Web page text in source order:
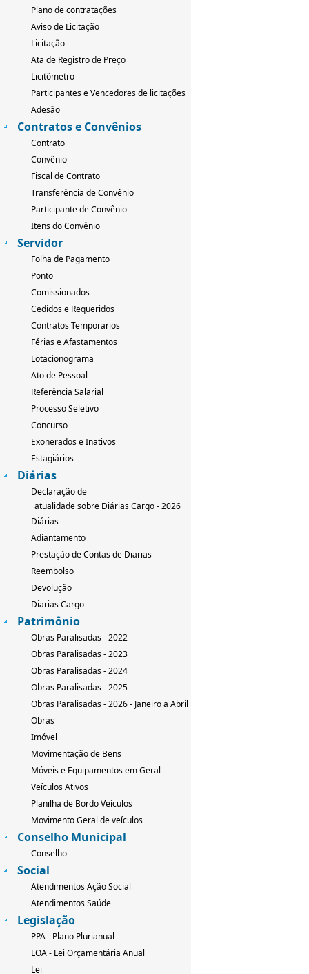
Plano de contratações
Aviso de Licitação
Licitação
Ata de Registro de Preço
Licitômetro
Participantes e Vencedores de licitações
Adesão
Contratos e Convênios
Contrato
Convênio
Fiscal de Contrato
Transferência de Convênio
Participante de Convênio
Itens do Convênio
Servidor
Folha de Pagamento
Ponto
Comissionados
Cedidos e Requeridos
Contratos Temporarios
Férias e Afastamentos
Lotacionograma
Ato de Pessoal
Referência Salarial
Processo Seletivo
Concurso
Exonerados e Inativos
Estagiários
Diárias
Declaração de
atualidade sobre Diárias Cargo - 2026
Diárias
Adiantamento
Prestação de Contas de Diarias
Reembolso
Devolução
Diarias Cargo
Patrimônio
Obras Paralisadas - 2022
Obras Paralisadas - 2023
Obras Paralisadas - 2024
Obras Paralisadas - 2025
Obras Paralisadas - 2026 - Janeiro a Abril
Obras
Imóvel
Movimentação de Bens
Móveis e Equipamentos em Geral
Veículos Ativos
Planilha de Bordo Veículos
Movimento Geral de veículos
Conselho Municipal
Conselho
Social
Atendimentos Ação Social
Atendimentos Saúde
Legislação
PPA - Plano Plurianual
LOA - Lei Orçamentária Anual
Lei